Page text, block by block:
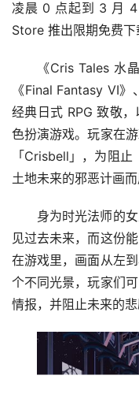
凌晨 0 点起到 3 月
Store 推出限期免费下
《Cris Tales 水
《Final Fantasy VI
经典日式 RPG 致敬
色扮演游戏。玩家在
「Crisbell」，为阻
土地未来的邪恶计画而
身为时光法师的
见过去未来，而这份
在游戏里，画面从左
个不同光景，玩家们
情报，并阻止未来的悲